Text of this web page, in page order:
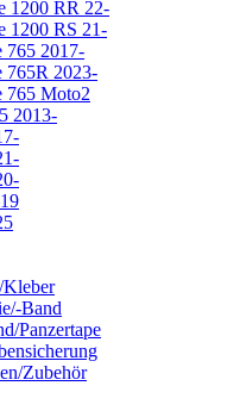
1200 RR 22-
1200 RS 21-
765 2017-
765R 2023-
765 Moto2
2013-
Kleber
Band
Panzertape
Zubehör